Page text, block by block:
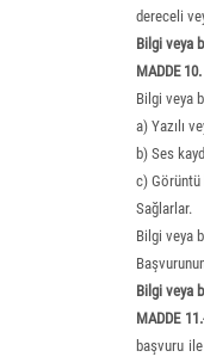
dereceli
Bilgi veya
MADDE
Bilgi veya
a) Yazılı
b) Ses
c) Görüntü
Sağlarlar.
Bilgi veya
Bilgi veya
MADDE
başvuru